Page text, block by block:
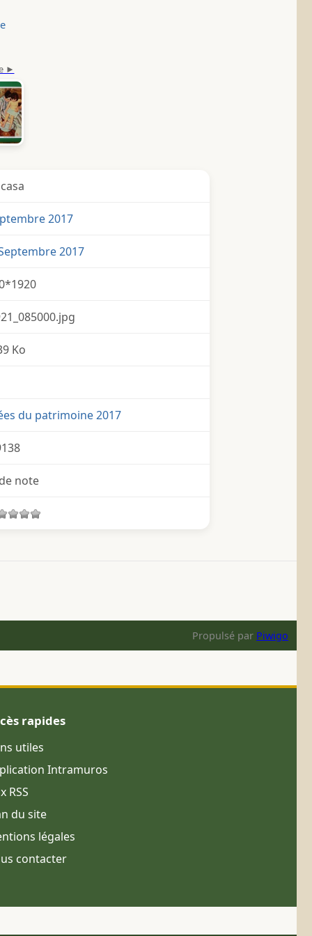
2017
2017
Ko
du patrimoine 2017
note
Propulsé par Piwigo
rapides
utiles
Intramuros
RSS
du site
légales
contacter